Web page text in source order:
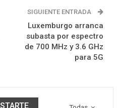
SIGUIENTE ENTRADA
Luxemburgo arranca
subasta por espectro
de 700 MHz y 3.6 GHz
para 5G